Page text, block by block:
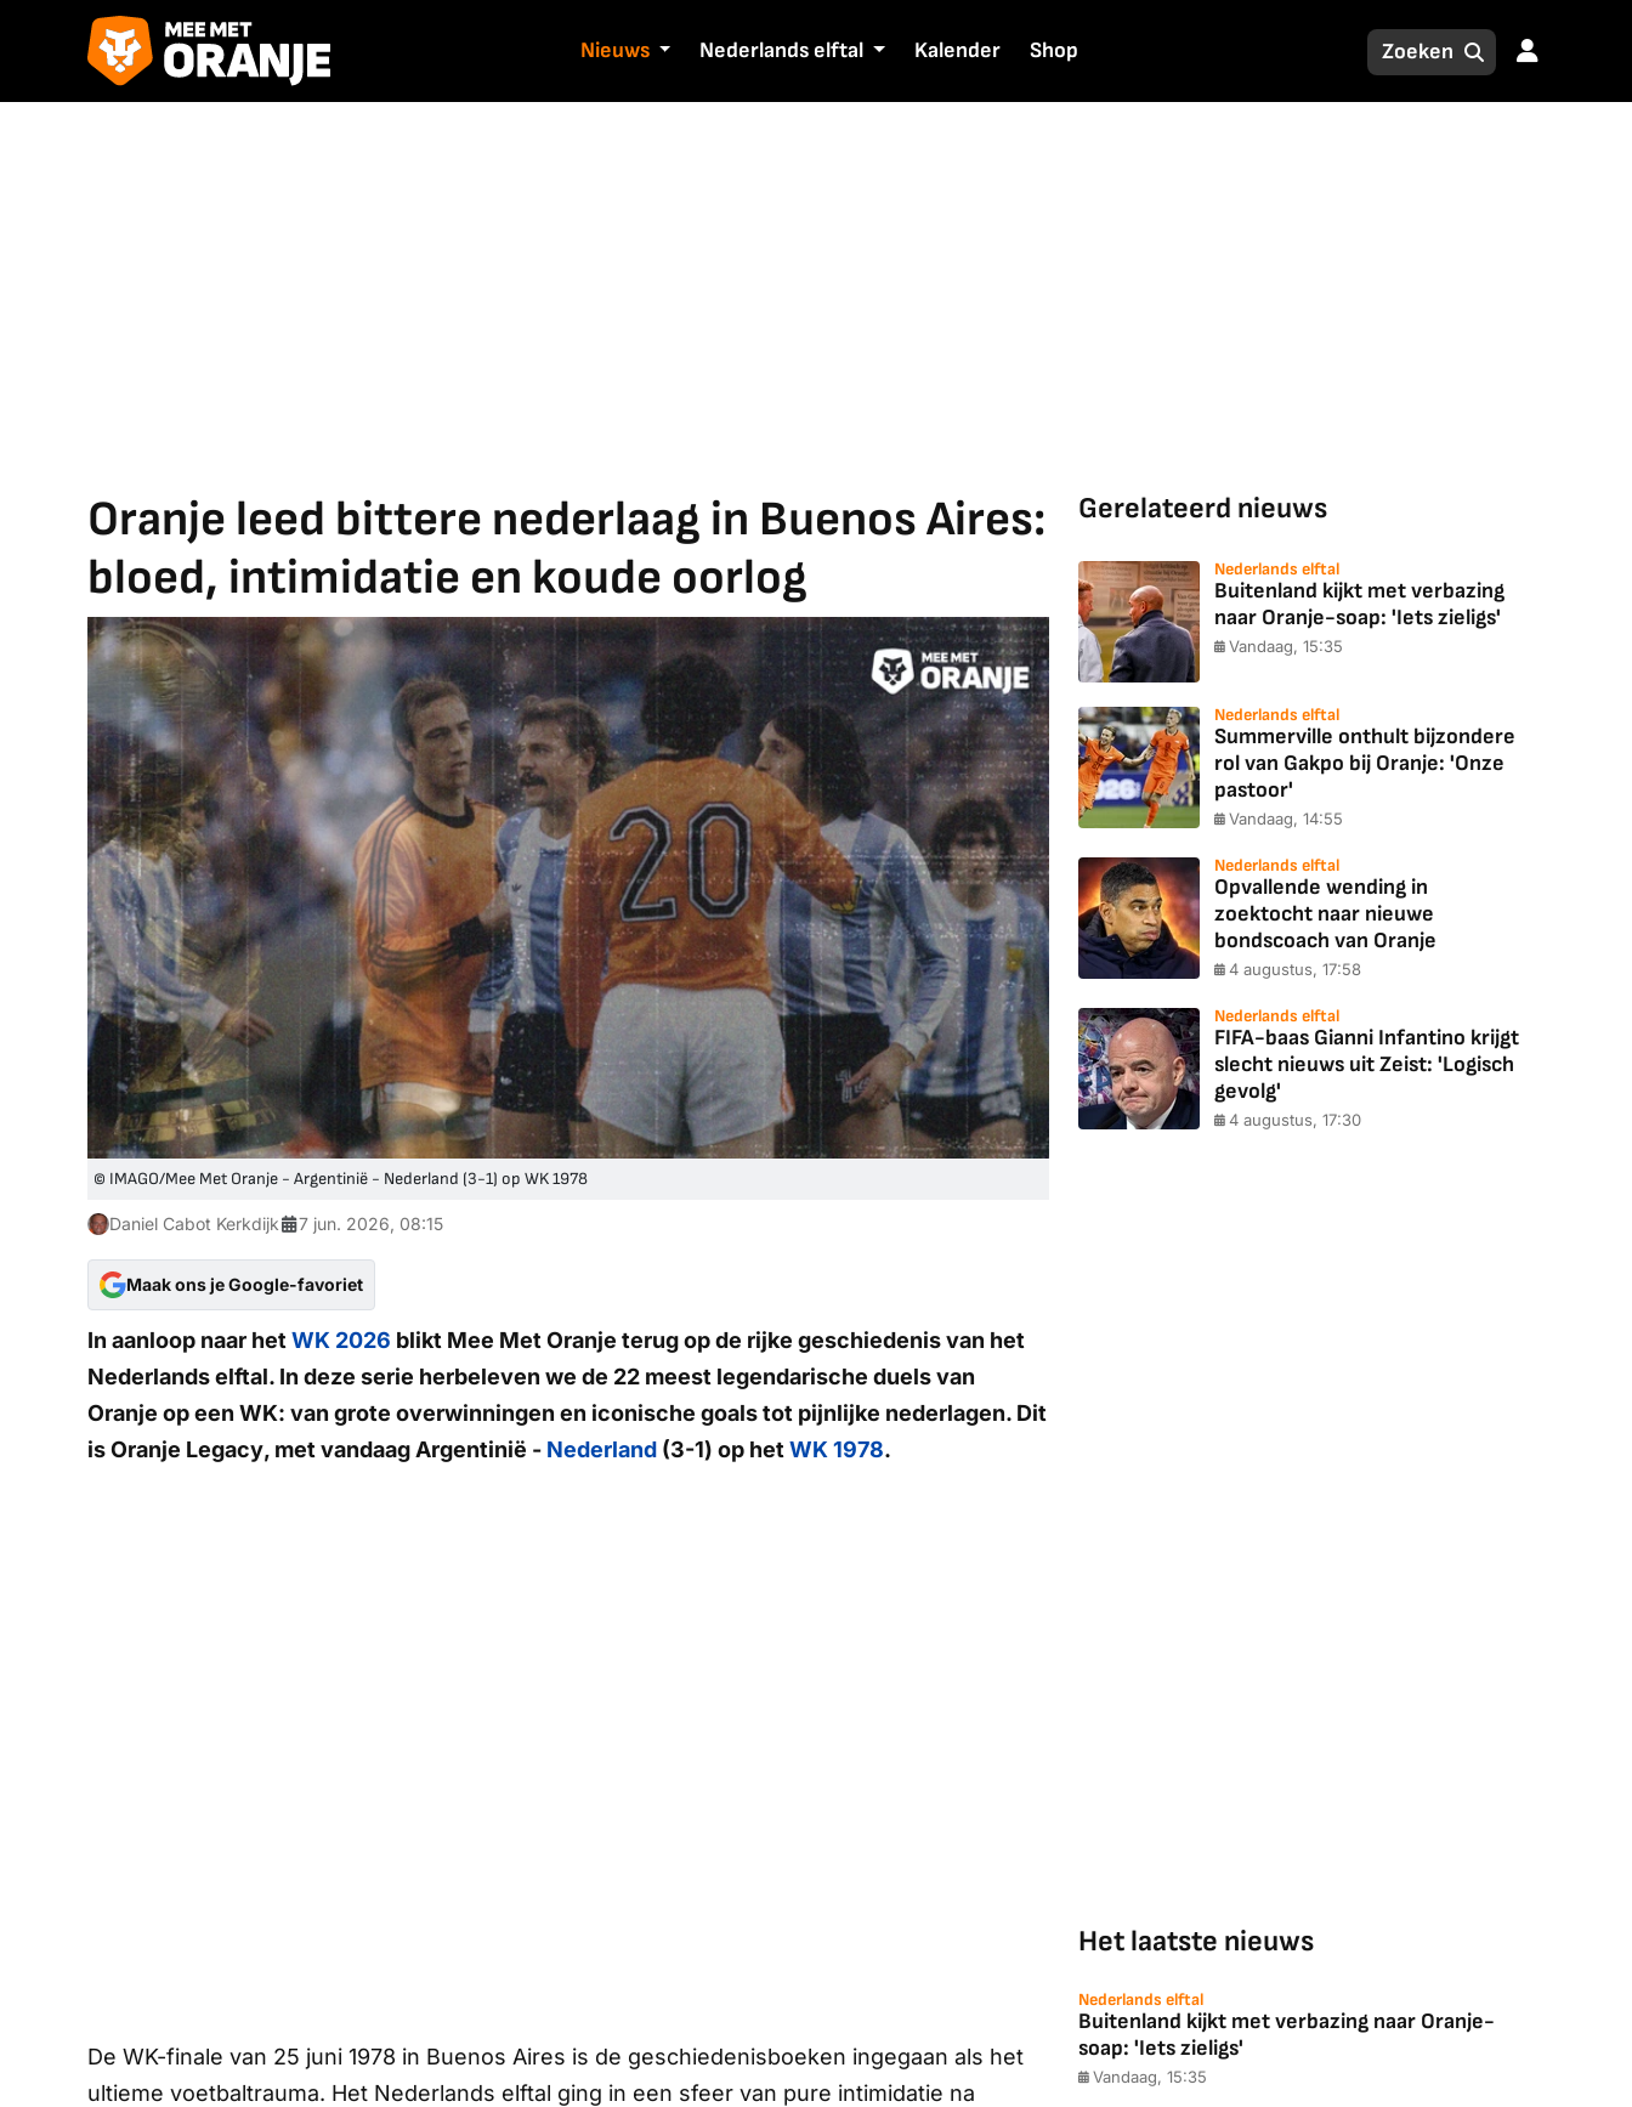
Nieuws Nederlands elftal Kalender Shop
Oranje leed bittere nederlaag in Buenos Aires:
bloed, intimidatie en koude oorlog
© IMAGO/Mee Met Oranje - Argentinië - Nederland (3-1) op WK 1978
Daniel Cabot Kerkdijk 7 jun. 2026, 08:15
Maak ons je Google-favoriet
In aanloop naar het WK 2026 blikt Mee Met Oranje terug op de rijke geschiedenis van het
Nederlands elftal. In deze serie herbeleven we de 22 meest legendarische duels van
Oranje op een WK: van grote overwinningen en iconische goals tot pijnlijke nederlagen. Dit
isOranje Legacy, met vandaag Argentinië - Nederland (3-1) op het WK 1978.
De WK-finale van 25 juni 1978 in Buenos Aires is de geschiedenisboeken ingegaan als het
ultieme voetbaltrauma. Het Nederlands elftal ging in een sfeer van pure intimidatie na
Gerelateerd nieuws
Nederlands elftal
Buitenland kijkt met verbazing
naar Oranje-soap: 'Iets zieligs'
Vandaag, 15:35
Nederlands elftal
Summerville onthult bijzondere
rol van Gakpo bij Oranje: 'Onze
pastoor'
Vandaag, 14:55
Nederlands elftal
Opvallende wending in
zoektocht naar nieuwe
bondscoach van Oranje
4 augustus, 17:58
Nederlands elftal
FIFA-baas Gianni Infantino krijgt
slecht nieuws uit Zeist: 'Logisch
gevolg'
4 augustus, 17:30
Het laatste nieuws
Nederlands elftal
Buitenland kijkt met verbazing naar Oranje-
soap: 'Iets zieligs'
Vandaag, 15:35